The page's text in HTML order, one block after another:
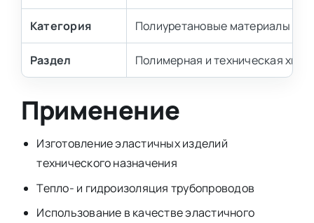
Категория Полиуретановые материалы и
Раздел Полимерная и техническая
Применение
Изготовление эластичных изделий
технического назначения
Тепло- и гидроизоляция трубопроводов
Использование в качестве эластичного